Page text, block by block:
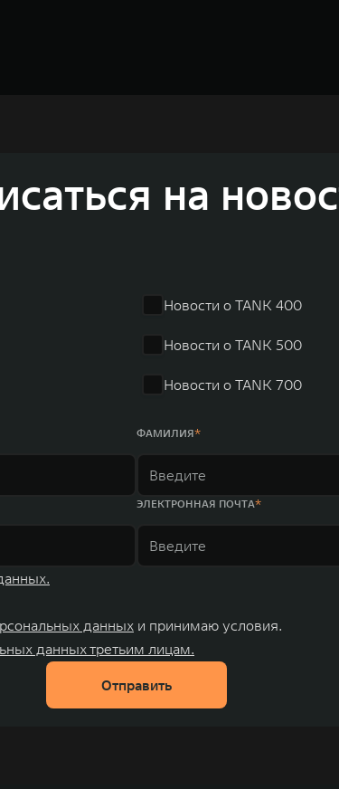
ORA, премиальных кроссоверов WEY, а также новый
80 дочерних компаний, а штат включает более 60 000
чем на 30% и составила 136,3 млрд юаней (1,6 трлн
на
Новости о TANK 400
Новости о TANK 500
Новости о TANK 700
ФАМИЛИЯ
ЭЛЕКТРОННАЯ ПОЧТА
данных и принимаю условия.
данных третьим лицам.
Отправить